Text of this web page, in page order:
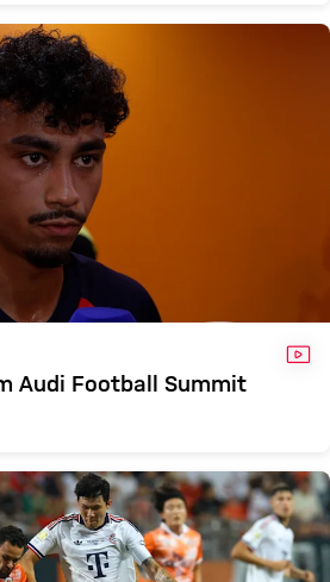
Audi Football Summit